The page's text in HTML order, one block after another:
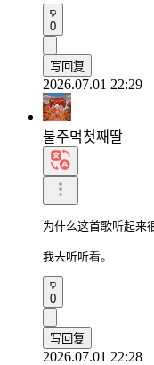
0
写回复
2026.07.01 22:29
불주먹첫째딸
为什么这首歌听起来
我去听听看。
0
写回复
2026.07.01 22:28